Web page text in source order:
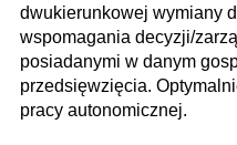
dwukierunkowej wymiany
wspomagania decyzji/
posiadanymi w danym
przedsięwzięcia.
pracy autonomicznej.